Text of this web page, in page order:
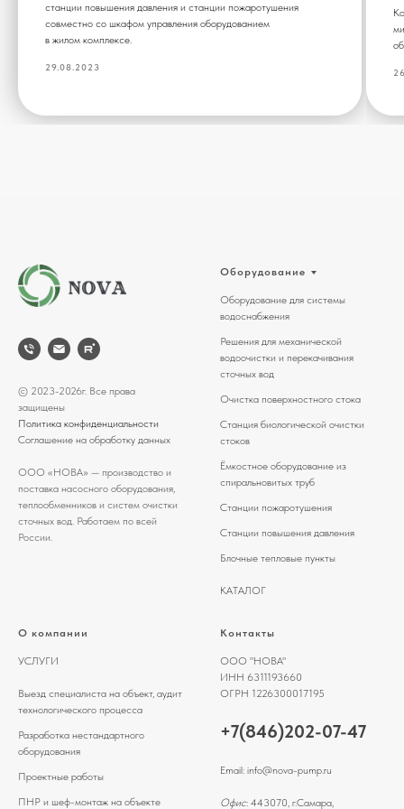
станции повышения давления и станции пожаротушения
совместно со шкафом управления оборудованием
в жилом комплексе.
29.08.2023
© 2023-2026г. Все права
защищены
Политика конфиденциальности
Соглашение на обработку данных
ООО «НОВА» — производство и
поставка насосного оборудования,
теплообменников и систем очистки
сточных вод. Работаем по всей
России.
Оборудование
Оборудование для системы
водоснабжения
Решения для механической
водоочистки и перекачивания
сточных вод
Очистка поверхностного стока
Станция биологической очистки
стоков
Ёмкостное оборудование из
спиральновитых труб
Станции пожаротушения
Станции повышения давления
Блочные тепловые пункты
КАТАЛОГ
О компании
УСЛУГИ
Выезд специалиста на объект, аудит
технологического процесса
Разработка нестандартного
оборудования
Проектные работы
ПНР и шеф-монтаж на объекте
Контакты
ООО "НОВА"
ИНН 6311193660
ОГРН 1226300017195
+7(846)202-07-47
Email: info@nova-pump.ru
Офис: 443070, г.Самара,